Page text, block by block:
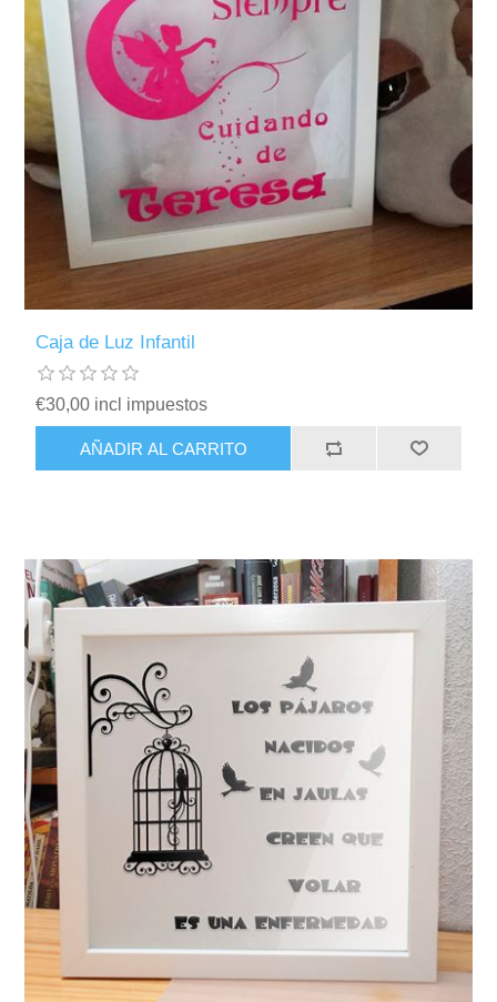
Caja de Luz Infantil
€30,00 incl impuestos
AÑADIR AL CARRITO